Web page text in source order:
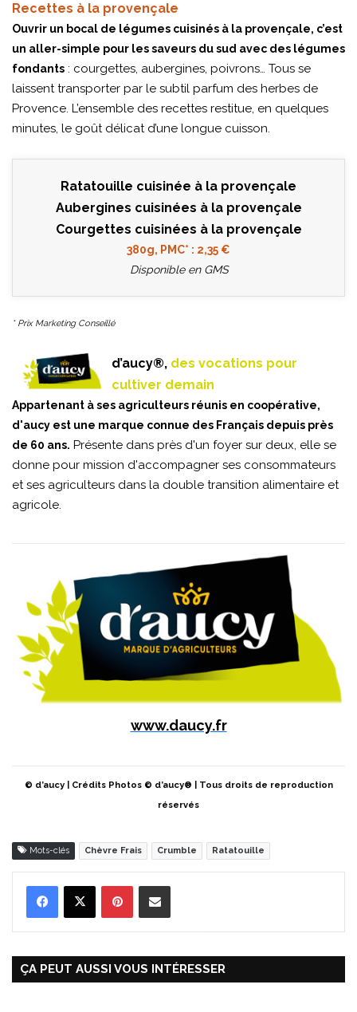
Recettes à la provençale
Ouvrir un bocal de légumes cuisinés à la provençale, c’est
un aller-simple pour les saveurs du sud avec des légumes
fondants : courgettes, aubergines, poivrons… Tous se
laissent transporter par le subtil parfum des herbes de
Provence. L’ensemble des recettes restitue, en quelques
minutes, le goût délicat d’une longue cuisson.
Ratatouille cuisinée à la provençale
Aubergines cuisinées à la provençale
Courgettes cuisinées à la provençale
380g, PMC* : 2,35 €
Disponible en GMS
* Prix Marketing Conseillé
d’aucy®, des vocations pour
cultiver demain
Appartenant à ses agriculteurs réunis en coopérative,
d'aucy est une marque connue des Français depuis près
de 60 ans. Présente dans près d'un foyer sur deux, elle se
donne pour mission d'accompagner ses consommateurs
et ses agriculteurs dans la double transition alimentaire et
agricole.
www.daucy.fr
© d’aucy | Crédits Photos © d’aucy® | Tous droits de reproduction
réservés
Mots-clés Chèvre Frais Crumble Ratatouille
ÇA PEUT AUSSI VOUS INTÉRESSER